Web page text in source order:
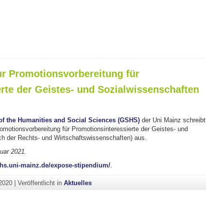
Promotionsvorbereitung für
der Geistes- und Sozialwissenschaften
the Humanities and Social Sciences (GSHS)der Uni Mainz schreibt
für Promotionsinteressierte der Geistes- und
der Rechts- und Wirtschaftswissenschaften) aus.
2021.
mainz.de/expose-stipendium/.
|Veröffentlicht inAktuelles